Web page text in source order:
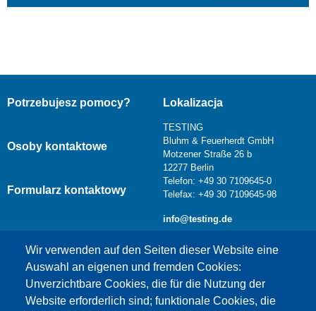
Wir verwenden auf den Seiten dieser Website eine
Auswahl an eigenen und fremden Cookies:
Unverzichtbare Cookies, die für die Nutzung der
Website erforderlich sind; funktionale Cookies, die
Potrzebujesz pomocy?
Osoby kontaktowe
Formularz kontaktowy
Lokalizacja
TESTING
Bluhm & Feuerherdt GmbH
Motzener Straße 26 b
12277 Berlin
Telefon: +49 30 7109645-0
Telefax: +49 30 7109645-98
info@testing.de